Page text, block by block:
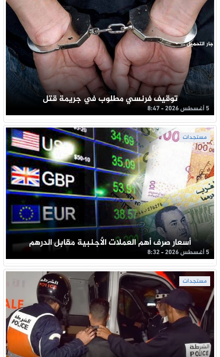
توقيف فرنسي مطلوب في جريمة قتل
5 أغسطس 2026 - 8:47
مستجدات
أسعار صرف أهم العملات الأجنبية مقابل الدرهم
5 أغسطس 2026 - 8:32
مستجدات
جار التحميل ...